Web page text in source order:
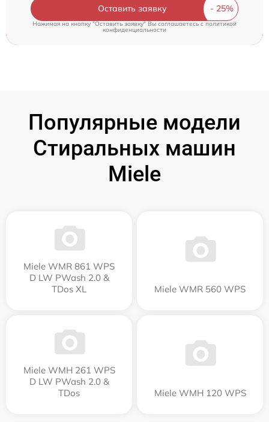
Оставить заявку
Нажимая на кнопку "Оставить заявку" Вы соглашаетесь cполитикой
конфиденциальности
Популярные модели
Стиральных машин
Miele
Miele WMR 861 WPS
D LW PWash 2.0 &
TDos XL
Miele WMR 560 WPS
Miele WMH 261 WPS
D LW PWash 2.0 &
TDos
Miele WMH 120 WPS